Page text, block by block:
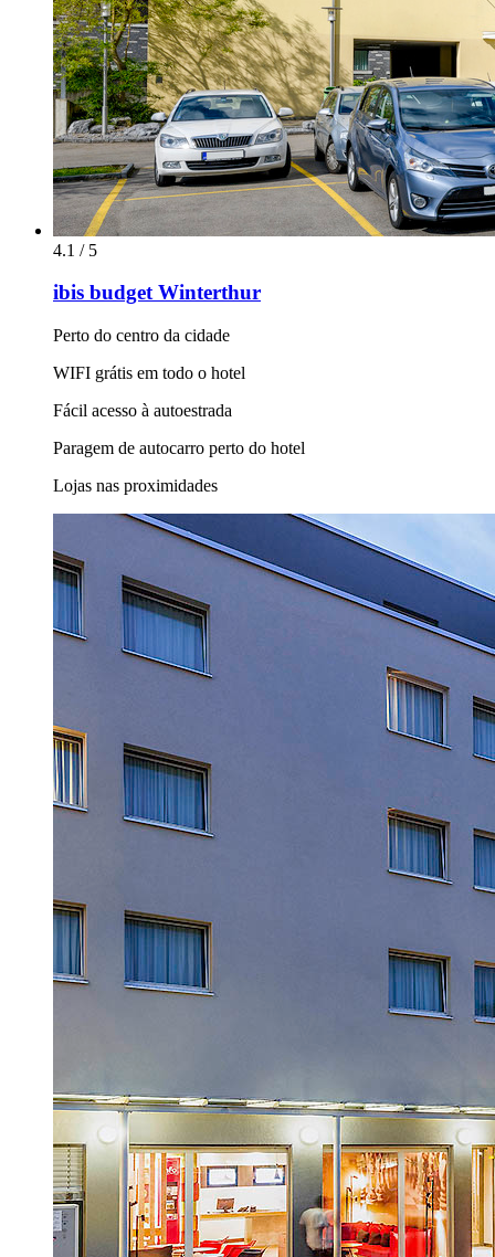
4.1 / 5
ibis budget Winterthur
Perto do centro da cidade
WIFI grátis em todo o hotel
Fácil acesso à autoestrada
Paragem de autocarro perto do hotel
Lojas nas proximidades